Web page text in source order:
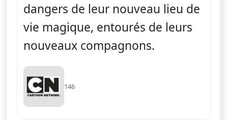
dangers de leur nouveau lieu de
vie magique, entourés de leurs
nouveaux compagnons.
146